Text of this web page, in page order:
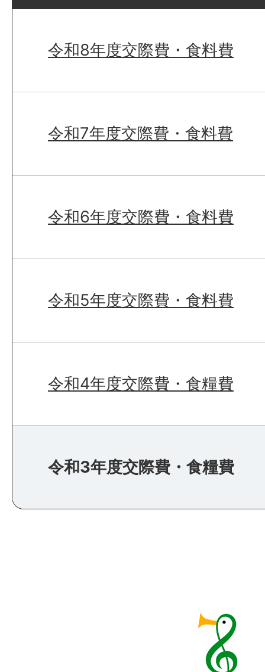
令和8年度交際費・食料費
令和7年度交際費・食料費
令和6年度交際費・食料費
令和5年度交際費・食料費
令和4年度交際費・食糧費
令和3年度交際費・食糧費